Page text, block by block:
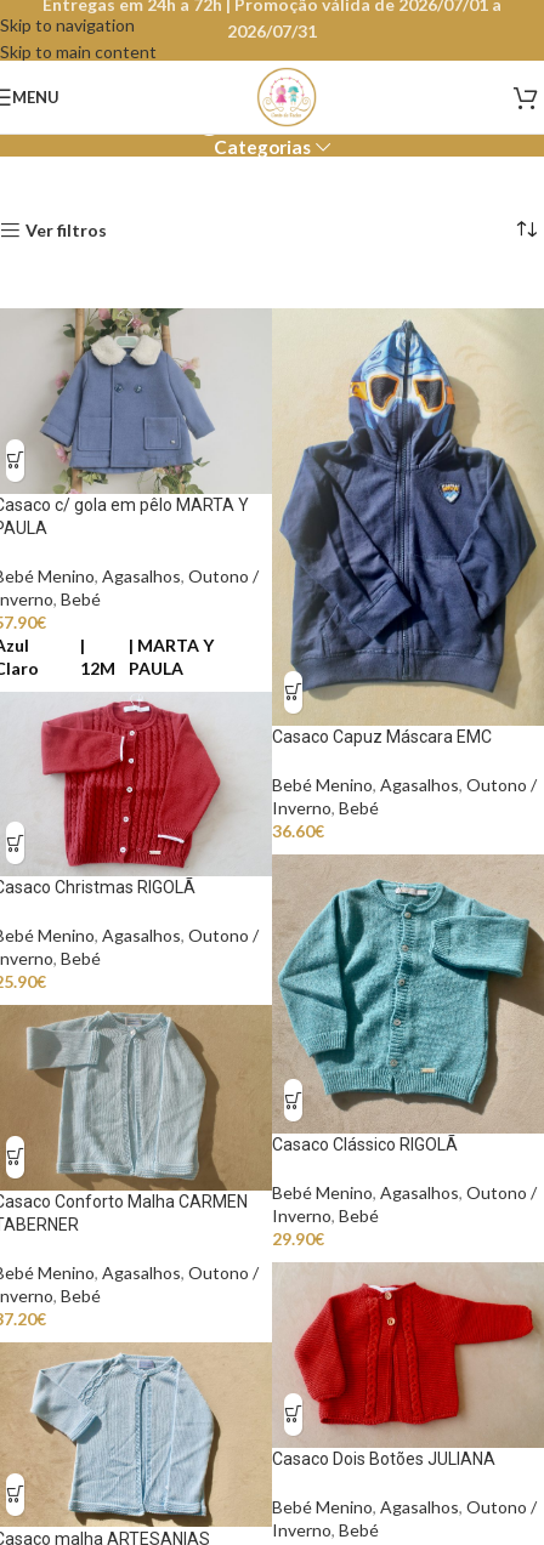
Skip to navigation
Skip to main content
Entregas em 24h a 72h | Promoção válida de 2026/07/01 a
2026/07/31
MENU Agasalhos
Categorias
Ver filtros
c/ gola em pêlo MARTA Y
Menino, Agasalhos, Outono /
, Bebé
€
12M
MARTA Y
PAULA
Casaco Capuz Máscara EMC
Bebé Menino, Agasalhos, Outono /
Inverno, Bebé
36.60€
Christmas RIGOLÃ
Menino, Agasalhos, Outono /
, Bebé
€
Casaco Clássico RIGOLÃ
Bebé Menino, Agasalhos, Outono /
Inverno, Bebé
29.90€
Conforto Malha CARMEN
Menino, Agasalhos, Outono /
, Bebé
€
Casaco Dois Botões JULIANA
Bebé Menino, Agasalhos, Outono /
Inverno, Bebé
malha ARTESANIAS